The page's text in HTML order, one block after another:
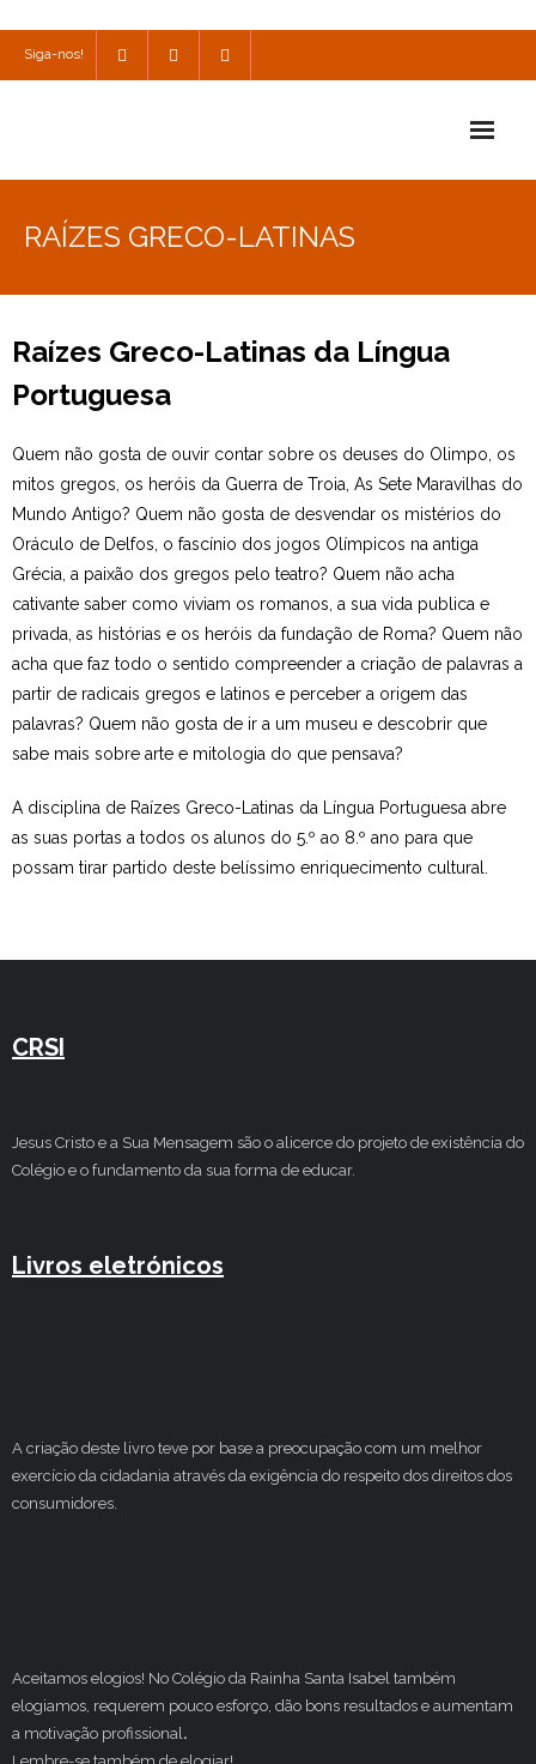
Siga-nos!
Escola Cultural
Consulta
Utilidades
Estudar no CRSI
Contactos
RAÍZES GRECO-LATINAS
Raízes Greco-Latinas da Língua
Portuguesa
Quem não gosta de ouvir contar sobre os deuses do Olimpo, os
mitos gregos, os heróis da Guerra de Troia, As Sete Maravilhas do
Mundo Antigo? Quem não gosta de desvendar os mistérios do
Oráculo de Delfos, o fascínio dos jogos Olímpicos na antiga
Grécia, a paixão dos gregos pelo teatro? Quem não acha
cativante saber como viviam os romanos, a sua vida publica e
privada, as histórias e os heróis da fundação de Roma? Quem não
acha que faz todo o sentido compreender a criação de palavras a
partir de radicais gregos e latinos e perceber a origem das
palavras? Quem não gosta de ir a um museu e descobrir que
sabe mais sobre arte e mitologia do que pensava?
A disciplina de Raízes Greco-Latinas da Língua Portuguesa abre
as suas portas a todos os alunos do 5.º ao 8.º ano para que
possam tirar partido deste belíssimo enriquecimento cultural.
CRSI
Jesus Cristo e a Sua Mensagem são o alicerce do projeto de existência do
Colégio e o fundamento da sua forma de educar.
Livros eletrónicos
A criação deste livro teve por base a preocupação com um melhor
exercício da cidadania através da exigência do respeito dos direitos dos
consumidores.
Aceitamos elogios! No Colégio da Rainha Santa Isabel também
elogiamos, requerem pouco esforço, dão bons resultados e aumentam
a motivação profissional.